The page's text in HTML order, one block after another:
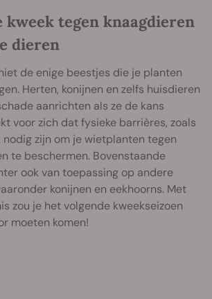
kweek tegen knaagdieren
dieren
de enige beestjes die je planten
Herten, konijnen en zelfs huisdieren
aanrichten als ze de kans
voor zich dat fysieke barrières, zoals
nodig zijn om je wietplanten tegen
te beschermen. Bovenstaande
ook van toepassing op andere
konijnen en eekhoorns. Met
zou je het volgende kweekseizoen
moeten komen!